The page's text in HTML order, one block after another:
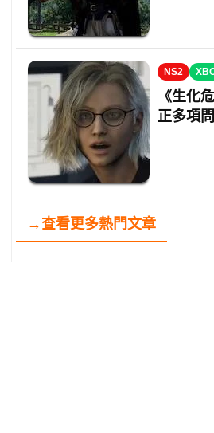
NS2
《生化
正多項
→查看更多熱門文章